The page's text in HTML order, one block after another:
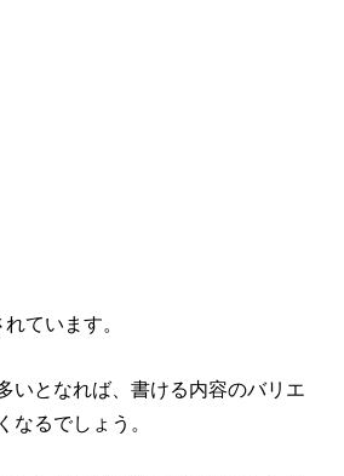
ています。
いとなれば、書ける内容のバリエ
なるでしょう。